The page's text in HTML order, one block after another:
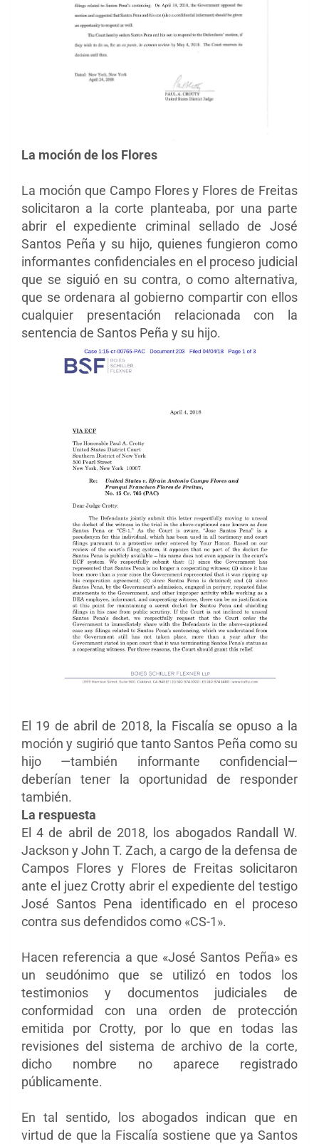
La moción de los Flores
La moción que Campo Flores y Flores de Freitas
solicitaron a la corte planteaba, por una parte
abrir el expediente criminal sellado de José
Santos Peña y su hijo, quienes fungieron como
informantes confidenciales en el proceso judicial
que se siguió en su contra, o como alternativa,
que se ordenara al gobierno compartir con ellos
cualquier presentación relacionada con la
sentencia de Santos Peña y su hijo.
El 19 de abril de 2018, la Fiscalía se opuso a la
moción y sugirió que tanto Santos Peña como su
hijo —también informante confidencial—
deberían tener la oportunidad de responder
también.
La respuesta
El 4 de abril de 2018, los abogados Randall W.
Jackson y John T. Zach, a cargo de la defensa de
Campos Flores y Flores de Freitas solicitaron
ante el juez Crotty abrir el expediente del testigo
José Santos Pena identificado en el proceso
contra sus defendidos como «CS-1».
Hacen referencia a que «José Santos Peña» es
un seudónimo que se utilizó en todos los
testimonios y documentos judiciales de
conformidad con una orden de protección
emitida por Crotty, por lo que en todas las
revisiones del sistema de archivo de la corte,
dicho nombre no aparece registrado
públicamente.
En tal sentido, los abogados indican que en
virtud de que la Fiscalía sostiene que ya Santos